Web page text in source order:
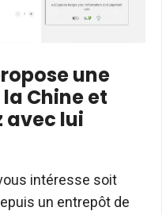
une
Chine et
avec lui
intéresse soit
un entrepôt de